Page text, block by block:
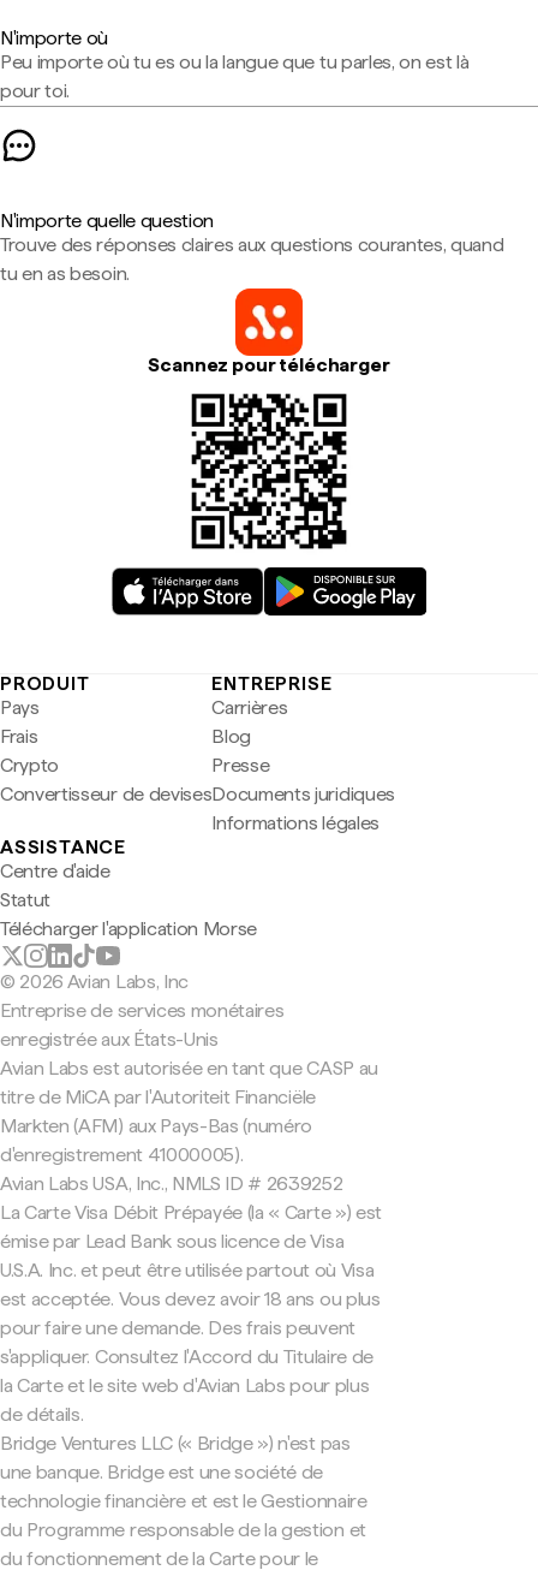
N'importe où
Peu importe où tu es ou la langue que tu parles, on est là
pour toi.
N'importe quelle question
Trouve des réponses claires aux questions courantes, quand
tu en as besoin.
Scannez pour télécharger
PRODUIT
Pays
Frais
Crypto
Convertisseur de devises
ENTREPRISE
Carrières
Blog
Presse
Documents juridiques
Informations légales
ASSISTANCE
Centre d'aide
Statut
Télécharger l'application Morse
© 2026 Avian Labs, Inc
Entreprise de services monétaires
enregistrée aux États-Unis
Avian Labs est autorisée en tant que CASP au
titre de MiCA par l'Autoriteit Financiële
Markten (AFM) aux Pays-Bas (numéro
d'enregistrement 41000005).
Avian Labs USA, Inc., NMLS ID # 2639252
La Carte Visa Débit Prépayée (la « Carte ») est
émise par Lead Bank sous licence de Visa
U.S.A. Inc. et peut être utilisée partout où Visa
est acceptée. Vous devez avoir 18 ans ou plus
pour faire une demande. Des frais peuvent
s'appliquer. Consultez l'Accord du Titulaire de
la Carte et le site web d'Avian Labs pour plus
de détails.
Bridge Ventures LLC (« Bridge ») n'est pas
une banque. Bridge est une société de
technologie financière et est le Gestionnaire
du Programme responsable de la gestion et
du fonctionnement de la Carte pour le